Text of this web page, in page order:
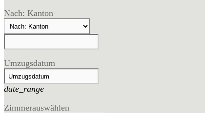
Nach: Kanton
Umzugsdatum
date_range
Zimmerauswählen